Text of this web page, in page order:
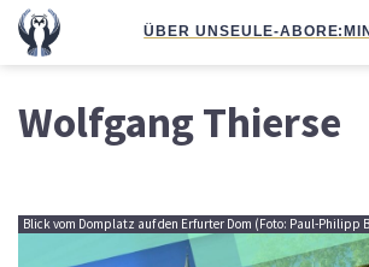
ÜBER UNSEULE-ABO
Wolfgang Thierse
Blick vom Domplatz auf den Erfurter Dom (Foto: Paul-Philipp